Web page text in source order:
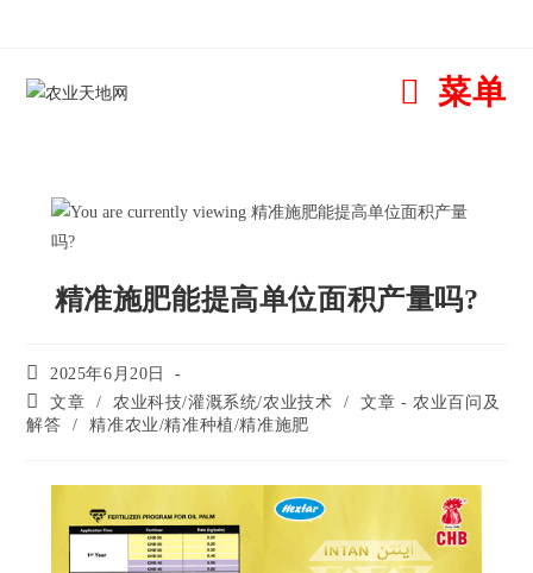
菜单
精准施肥能提高单位面积产量吗?
2025年6月20日
文章
/ 农业科技/灌溉系统/农业技术 /
文章 - 农业百问及
解答
/ 精准农业/精准种植/精准施肥